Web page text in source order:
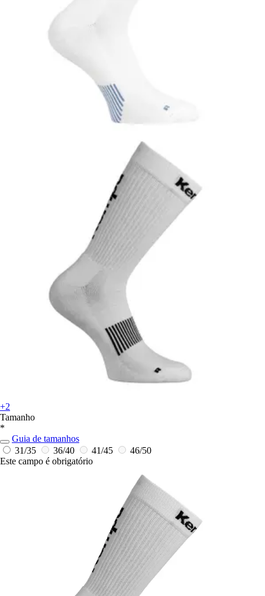
+2
Tamanho
*
Guia de tamanhos
31/35
36/40 41/45
46/50
Este campo é obrigatório